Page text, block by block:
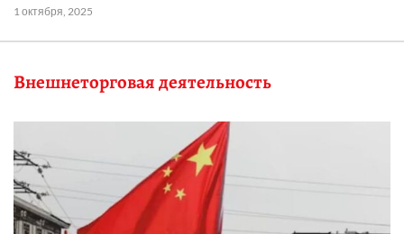
1 октября, 2025
Внешнеторговая деятельность